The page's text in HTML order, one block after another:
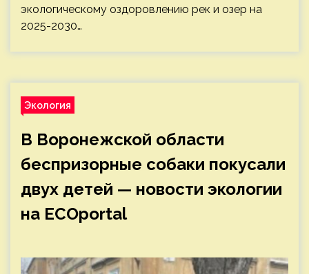
экологическому оздоровлению рек и озер на
2025-2030…
Экология
В Воронежской области
беспризорные собаки покусали
двух детей — новости экологии
на ECOportal